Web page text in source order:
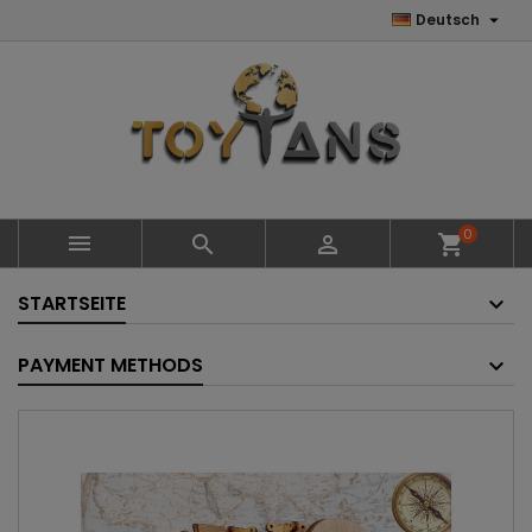
Deutsch 
   shopping_cart0
STARTSEITE
PAYMENT METHODS